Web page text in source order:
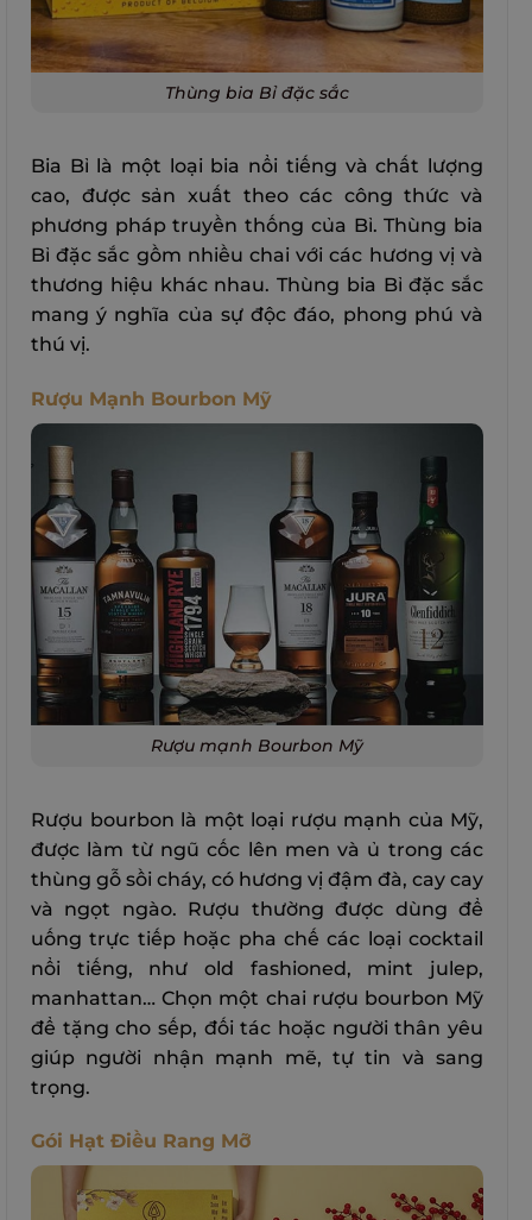
Thùng bia Bỉ đặc sắc
Bia Bỉ là một loại bia nổi tiếng và chất lượng
cao, được sản xuất theo các công thức và
phương pháp truyền thống của Bỉ. Thùng bia
Bỉ đặc sắc gồm nhiều chai với các hương vị và
thương hiệu khác nhau. Thùng bia Bỉ đặc sắc
mang ý nghĩa của sự độc đáo, phong phú và
thú vị.
Rượu Mạnh Bourbon Mỹ
Rượu mạnh Bourbon Mỹ
Rượu bourbon là một loại rượu mạnh của Mỹ,
được làm từ ngũ cốc lên men và ủ trong các
thùng gỗ sồi cháy, có hương vị đậm đà, cay cay
và ngọt ngào. Rượu thường được dùng để
uống trực tiếp hoặc pha chế các loại cocktail
nổi tiếng, như old fashioned, mint julep,
manhattan… Chọn một chai rượu bourbon Mỹ
để tặng cho sếp, đối tác hoặc người thân yêu
giúp người nhận mạnh mẽ, tự tin và sang
trọng.
Gói Hạt Điều Rang Mỡ